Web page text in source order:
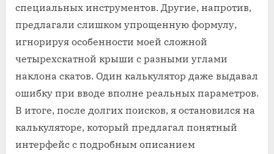
специальных инструментов. Другие, напротив,
предлагали слишком упрощенную формулу,
игнорируя особенности моей сложной
четырехскатной крыши с разными углами
наклона скатов. Один калькулятор даже выдавал
ошибку при вводе вполне реальных параметров.
В итоге, после долгих поисков, я остановился на
калькуляторе, который предлагал понятный
интерфейс с подробным описанием